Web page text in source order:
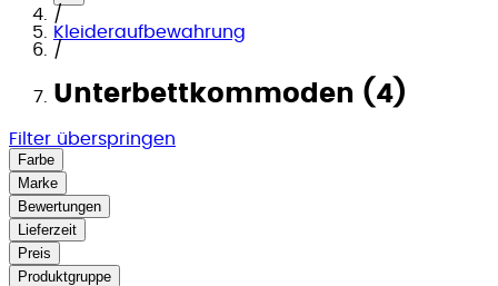
/
Kleideraufbewahrung
/
Unterbettkommoden (4)
Filter überspringen
Farbe
Marke
Bewertungen
Lieferzeit
Preis
Produktgruppe